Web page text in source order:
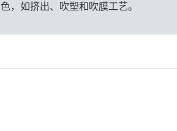
色，如挤出、吹塑和吹膜工艺。